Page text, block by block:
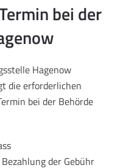
bei der
Hagenow
die erforderlichen
bei der Behörde
der Gebühr